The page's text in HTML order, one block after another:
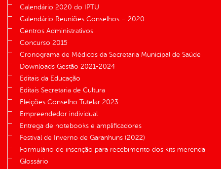
Calendário 2020 do IPTU
Calendário Reuniões Conselhos – 2020
Centros Administrativos
Concurso 2015
Cronograma de Médicos da Secretaria Municipal de Saúde
Downloads Gestão 2021-2024
Editais da Educação
Editais Secretaria de Cultura
Eleições Conselho Tutelar 2023
Empreendedor individual
Entrega de notebooks e amplificadores
Festival de Inverno de Garanhuns (2022)
Formulário de inscrição para recebimento dos kits merenda
Glossário